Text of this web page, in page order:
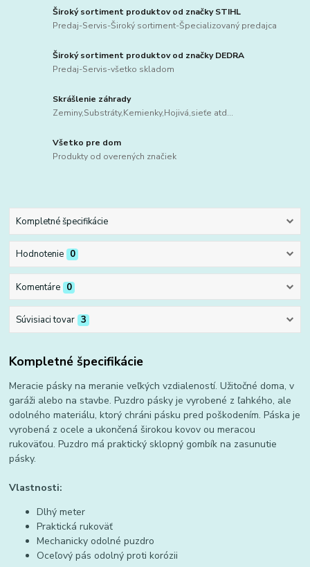
Široký sortiment produktov od značky STIHL
Predaj-Servis-Široký sortiment-Špecializovaný predajca
Široký sortiment produktov od značky DEDRA
Predaj-Servis-všetko skladom
Skrášlenie záhrady
Zeminy,Substráty,Kemienky,Hojivá,sieťe atd...
Všetko pre dom
Produkty od overených značiek
Kompletné špecifikácie
Hodnotenie 0
Komentáre 0
Súvisiaci tovar 3
Kompletné špecifikácie
Meracie pásky na meranie veľkých vzdialeností. Užitočné doma, v
garáži alebo na stavbe. Puzdro pásky je vyrobené z ľahkého, ale
odolného materiálu, ktorý chráni pásku pred poškodením. Páska je
vyrobená z ocele a ukončená širokou kovov ou meracou
rukoväťou. Puzdro má praktický sklopný gombík na zasunutie
pásky.
Vlastnosti:
Dlhý meter
Praktická rukoväť
Mechanicky odolné puzdro
Oceľový pás odolný proti korózii